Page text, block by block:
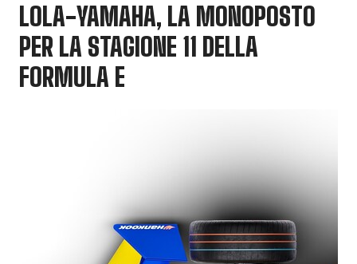
LOLA-YAMAHA, LA MONOPOSTO
PER LA STAGIONE 11 DELLA
FORMULA E